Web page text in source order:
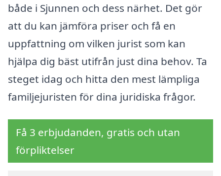
både i Sjunnen och dess närhet. Det gör
att du kan jämföra priser och få en
uppfattning om vilken jurist som kan
hjälpa dig bäst utifrån just dina behov. Ta
steget idag och hitta den mest lämpliga
familjejuristen för dina juridiska frågor.
Få 3 erbjudanden, gratis och utan
förpliktelser